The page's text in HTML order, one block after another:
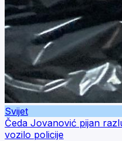
Svijet
Čeda Jovanović pijan
vozilo policije